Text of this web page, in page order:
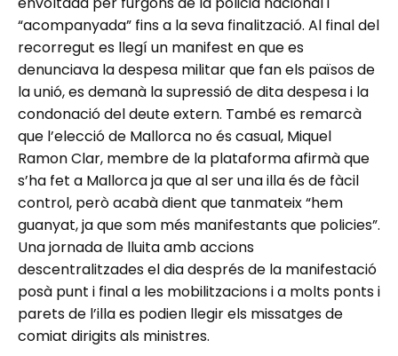
“acompanyada” fins a la seva finalització. Al final del
recorregut es llegí un manifest en que es
denunciava la despesa militar que fan els països de
la unió, es demanà la supressió de dita despesa i la
condonació del deute extern. També es remarcà
que l’elecció de Mallorca no és casual, Miquel
Ramon Clar, membre de la plataforma afirmà que
s’ha fet a Mallorca ja que al ser una illa és de fàcil
control, però acabà dient que tanmateix “hem
guanyat, ja que som més manifestants que policies”.
Una jornada de lluita amb accions
descentralitzades el dia després de la manifestació
posà punt i final a les mobilitzacions i a molts ponts i
parets de l’illa es podien llegir els missatges de
comiat dirigits als ministres.